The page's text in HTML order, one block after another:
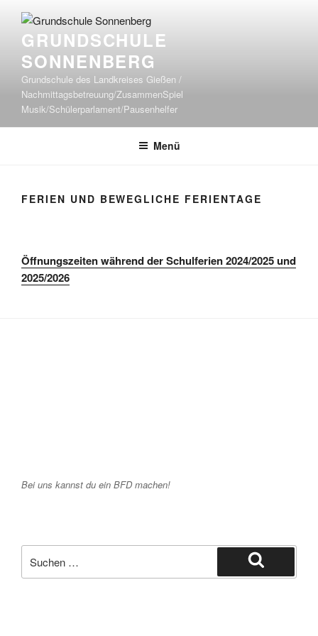
Inhalt
springenGRUNDSCHULE
SONNENBERG
Grundschule des Landkreises Gießen /
Nachmittagsbetreuung/ZusammenSpiel
Musik/Schülerparlament/Pausenhelfer
Menü
FERIEN UND BEWEGLICHE FERIENTAGE
Öffnungszeiten während der Schulferien 2024/2025 und
2025/2026
Bei uns kannst du ein BFD machen!
nach:
Suchen